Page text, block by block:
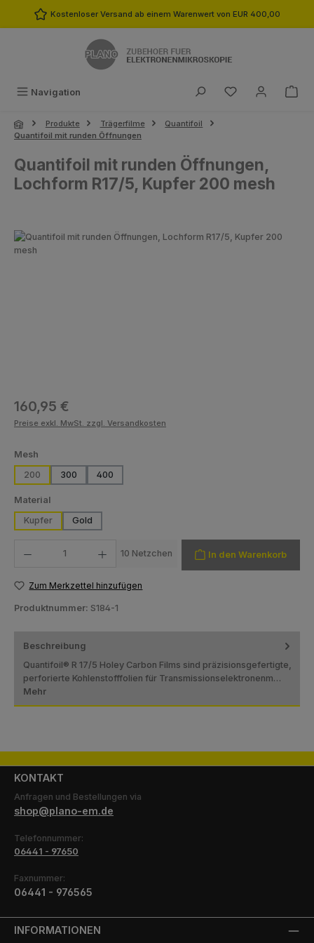
Zum Hauptinhalt springen
Kostenloser Versand ab einem Warenwert von EUR 400,00
Navigation Du hast 0
Produkte Trägerfilme
Quantifoil
Quantifoil mit runden Öffnungen
Quantifoil mit runden Öffnungen,
Lochform R17/5, Kupfer 200 mesh
Bildergalerie überspringen
Regulärer Preis:
160,95 €
Preise exkl. MwSt. zzgl. Versandkosten
Mesh
200
300 400
Material
Kupfer
Gold
10 Netzchen In den Warenkorb
Zum Merkzettel hinzufügen
Produktnummer: S184-1
Beschreibung
Quantifoil® R 17/5 Holey Carbon Films sind präzisionsgefertigte,
perforierte Kohlenstofffolien für Transmissionselektronenm…
Mehr
KONTAKT
Anfragen und Bestellungen via
shop@plano-em.de
Telefonnummer:
06441 - 97650
Faxnummer:
06441 - 976565
INFORMATIONEN